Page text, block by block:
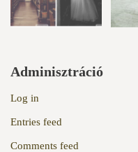
Adminisztráció
Log in
Entries feed
Comments feed